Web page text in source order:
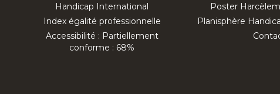
Handicap International
Index égalité professionnelle
Accessibilité : Partiellement
conforme : 68%
Poster
Planisphère